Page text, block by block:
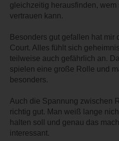
gleichzeitig herausfinden, wem
vertrauen kann.
Besonders gut gefallen hat mir
Court. Alles fühlt sich
teilweise auch gefährlich an.
spielen eine große Rolle und
besonders.
Auch die Spannung zwischen
richtig gut. Man weiß lange
halten soll und genau das
interessant.